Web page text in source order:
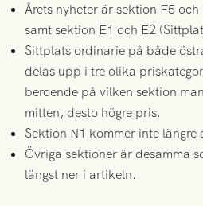
Årets nyheter är sektion F5
samt sektion E1 och E2
Sittplats ordinarie på både
delas upp i tre olika
beroende på vilken sektion
mitten, desto högre pris.
Sektion N1 kommer inte längre
Övriga sektioner är desamma
längst ner i artikeln.